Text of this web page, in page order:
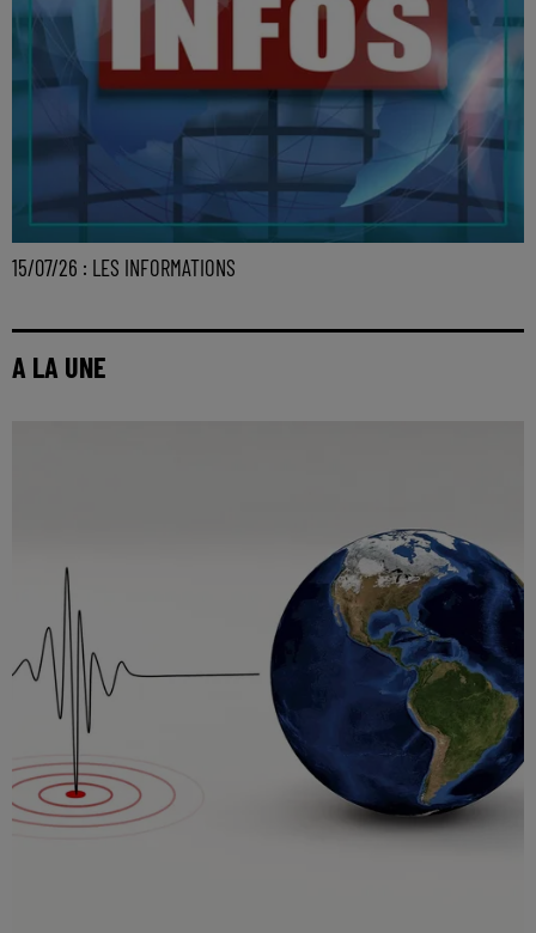
15/07/26 : LES INFORMATIONS
A LA UNE